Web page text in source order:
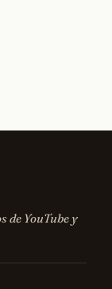
de YouTube y